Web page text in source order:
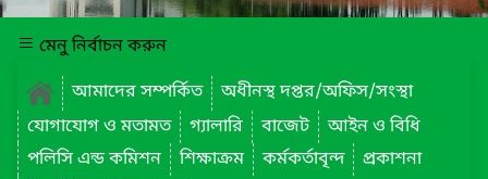
মেনু নির্বাচন করুন
আমাদের সম্পর্কিত
অধীনস্থ দপ্তর/অফিস/সংস্থা
যোগাযোগ ও মতামত
গ্যালারি বাজেট
আইন ও বিধি
পলিসি এন্ড কমিশন
শিক্ষাক্রম কর্মকর্তাবৃন্দ
প্রকাশনা